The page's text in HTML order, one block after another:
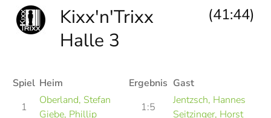
(41:44)
Kixx'n'Trixx
Halle 3
Spiel Heim Ergebnis Gast
1
Oberland, Stefan
Giebe, Phillip
1:5
Jentzsch, Hannes
Seitzinger, Horst